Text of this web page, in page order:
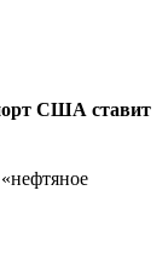
США ставит